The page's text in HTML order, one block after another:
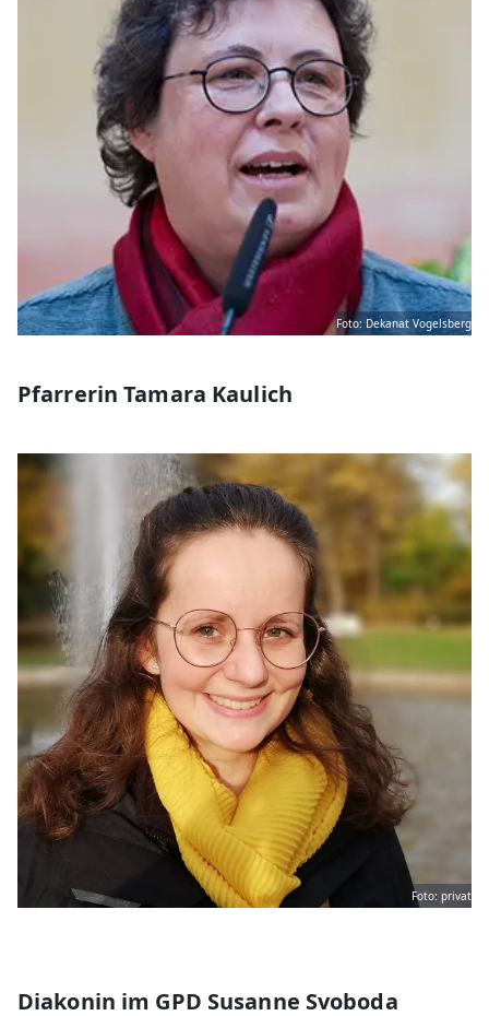
Foto: Dekanat Vogelsberg
Pfarrerin Tamara Kaulich
Foto: privat
Diakonin im GPD Susanne Svoboda